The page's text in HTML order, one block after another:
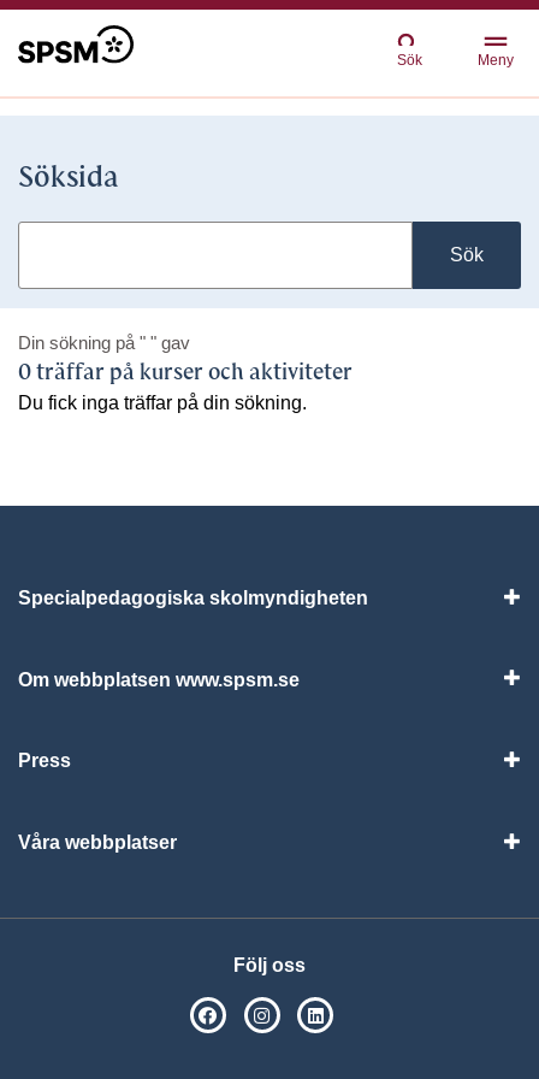
Sök Meny
Söksida
Sök
Din sökning på " " gav
0 träffar på kurser och aktiviteter
Du fick inga träffar på din sökning.
Specialpedagogiska skolmyndigheten
Om webbplatsen www.spsm.se
Press
Våra webbplatser
Följ oss
SPSM på Facebook
SPSM på Instagram